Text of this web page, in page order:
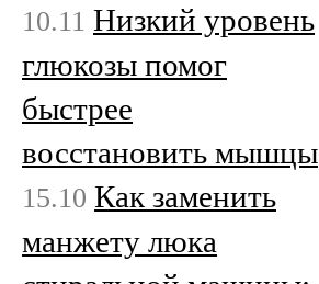
10.11 Низкий уровень
глюкозы помог
быстрее
восстановить мышцы
15.10 Как заменить
манжету люка